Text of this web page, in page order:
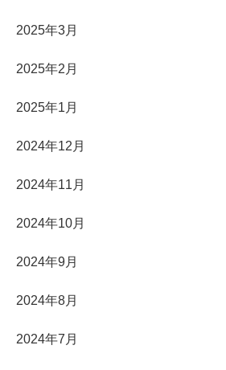
2025年3月
2025年2月
2025年1月
2024年12月
2024年11月
2024年10月
2024年9月
2024年8月
2024年7月